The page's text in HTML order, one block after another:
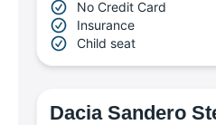
No Credit Card
Insurance
Child seat
Dacia Sandero